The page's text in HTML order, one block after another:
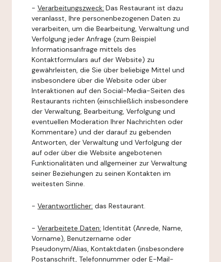
- Verarbeitungszweck: Das Restaurant ist dazu
veranlasst, Ihre personenbezogenen Daten zu
verarbeiten, um die Bearbeitung, Verwaltung und
Verfolgung jeder Anfrage (zum Beispiel
Informationsanfrage mittels des
Kontaktformulars auf der Website) zu
gewährleisten, die Sie über beliebige Mittel und
insbesondere über die Website oder über
Interaktionen auf den Social-Media-Seiten des
Restaurants richten (einschließlich insbesondere
der Verwaltung, Bearbeitung, Verfolgung und
eventuellen Moderation Ihrer Nachrichten oder
Kommentare) und der darauf zu gebenden
Antworten, der Verwaltung und Verfolgung der
auf oder über die Website angebotenen
Funktionalitäten und allgemeiner zur Verwaltung
seiner Beziehungen zu seinen Kontakten im
weitesten Sinne.
- Verantwortlicher: das Restaurant.
- Verarbeitete Daten: Identität (Anrede, Name,
Vorname), Benutzername oder
Pseudonym/Alias, Kontaktdaten (insbesondere
Postanschrift, Telefonnummer oder E-Mail-